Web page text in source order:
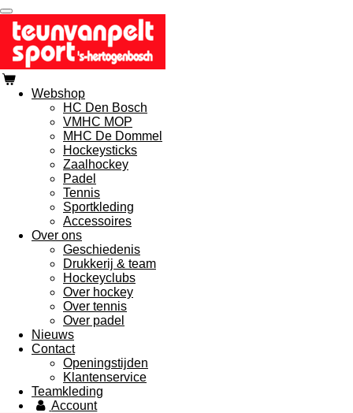
Ga
direct
naar
de
hoofdinhoud
Webshop
HC Den Bosch
VMHC MOP
MHC De Dommel
Hockeysticks
Zaalhockey
Padel
Tennis
Sportkleding
Accessoires
Over ons
Geschiedenis
Drukkerij & team
Hockeyclubs
Over hockey
Over tennis
Over padel
Nieuws
Contact
Openingstijden
Klantenservice
Teamkleding
Account